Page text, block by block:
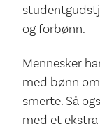
og forbønn.
Mennesker
med bønn
smerte. Så
med et